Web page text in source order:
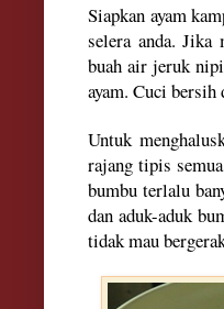
Siapkan ayam
selera anda. Jika
buah air jeruk
ayam. Cuci bersih
Untuk
rajang tipis
bumbu terlalu
dan aduk-aduk
tidak mau bergera